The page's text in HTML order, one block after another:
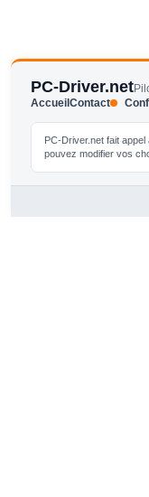
PC-Driver.net
AccueilContact
PC-Driver.net fait
pouvez modifier vos